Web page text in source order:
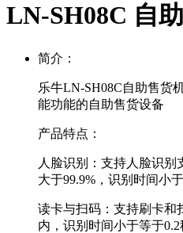
LN-SH08C 自
简介：
乐牛LN-SH08C自助售货
能功能的自助售货设备
产品特点：
人脸识别‌：支持人脸识
大于99.9%，识别时间小于
读卡与扫码‌：支持刷卡和
内，识别时间小于等于